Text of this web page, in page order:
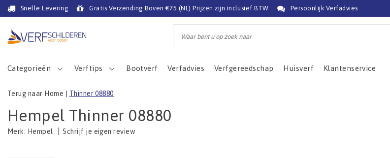
Snelle Levering Gratis Verzending Boven €75 (NL) Prijzen zijn inclusief BTW Persoonlijk Verfadvies
Categorieën Verftips Bootverf Verfadvies Verfgereedschap Huisverf Klantenservice
Terug naar Home Thinner 08880
Hempel Thinner 08880
Merk: Hempel |Schrijf je eigen review